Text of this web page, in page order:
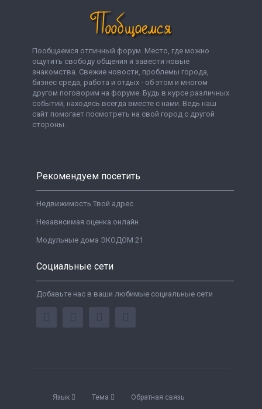
Пообщаемся отличный форум. Место, где можно
ощутить свободу общения и завести новые
знакомства. Свежие новости, проблемы города,
бизнес среда, работа и отдых - об этом и многом
другом поговорим на форуме. Будь в курсе различных
событий, находясь всегда вместе с нами. Ведь наш
сайт помогает посмотреть на свой город с другой
стороны.
Рекомендуем посетить
Недвижимость Твой адрес
Независимая оценка онлайн
Модульные дома ЭКОДОМ 21
Социальные сети
Добавьте нас в ваши любимые социальные сети
Язык Тема Обратная связь